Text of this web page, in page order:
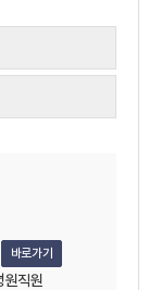
바로가기
원직원